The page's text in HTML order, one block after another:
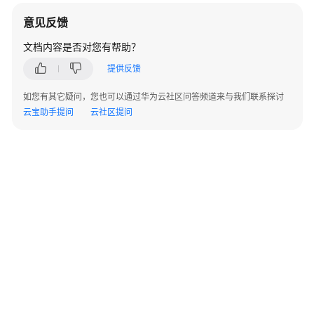
物
联
优
化
意见反馈
文档内容是否对您有帮助？
提供反馈
如您有其它疑问，您也可以通过华为云社区问答频道来与我们联系探讨
云宝助手提问
云社区提问